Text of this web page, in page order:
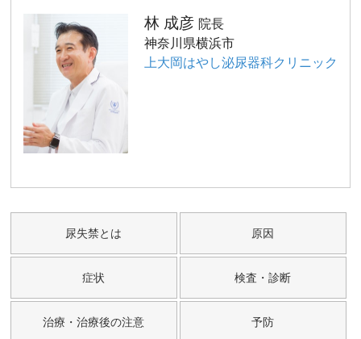
林 成彦 院長
神奈川県横浜市
上大岡はやし泌尿器科クリニック
尿失禁とは 原因
症状 検査・診断
治療・治療後の注意 予防